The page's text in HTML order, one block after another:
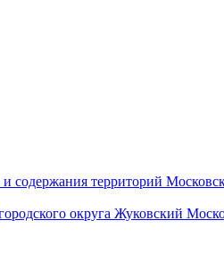
содержания территорий
округа Жуковский